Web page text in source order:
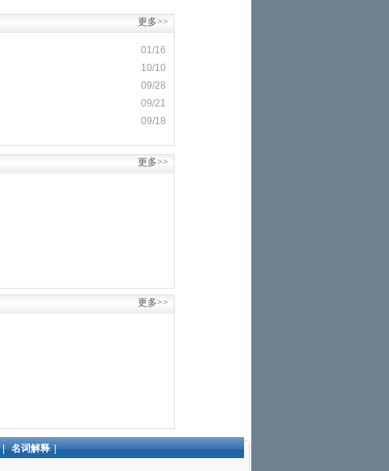
更多>>
更多>>
更多>>
01/16
10/10
09/28
09/21
09/18
| 名词解释 |